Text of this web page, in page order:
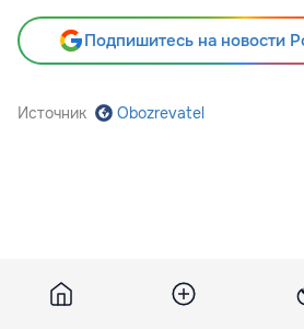
Подпишитесь на новости
Источник Obozrevatel